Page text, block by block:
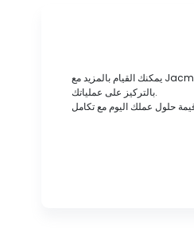
يمكنك القيام بالمزيد مع Jacmar عند دمج تطبيقاتك مع Any Connector. تخلص من الدخول المزدوج، وتقليل الخطأ البشري، وإدارة طلب المخزون والاستلام في مكان واحد، وتبسيط إدارة الفاتورة وتوفير وقت مديرك من خلال السماح لهم
بالتركيز على عملياتك.